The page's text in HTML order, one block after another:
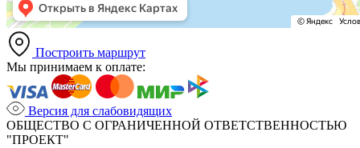
Построить маршрут
Мы принимаем к оплате:
Версия для слабовидящих
ОБЩЕСТВО С ОГРАНИЧЕННОЙ ОТВЕТСТВЕННОСТЬЮ
"ПРОЕКТ"